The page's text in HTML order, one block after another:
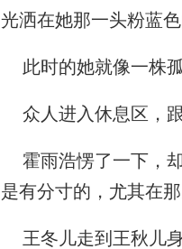
光洒在她那一头粉蓝
此时的她就像一株孤
众人进入休息区，跟
霍雨浩愣了一下，
是有分寸的，尤其在
王冬儿走到王秋儿身